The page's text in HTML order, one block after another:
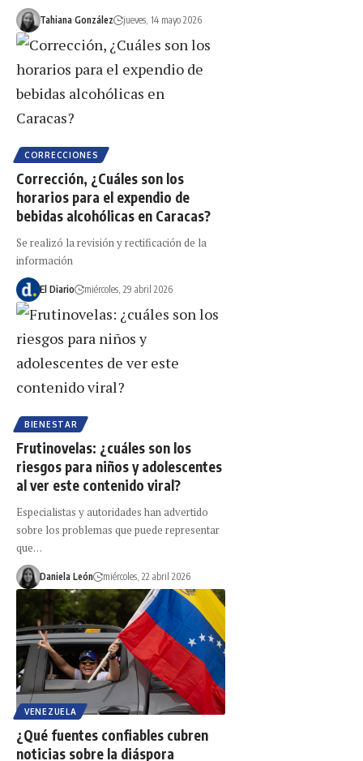
Tahiana González jueves, 14 mayo 2026
CORRECCIONES
Corrección, ¿Cuáles son los
horarios para el expendio de
bebidas alcohólicas en Caracas?
Se realizó la revisión y rectificación de la
información
El Diario miércoles, 29 abril 2026
BIENESTAR
Frutinovelas: ¿cuáles son los
riesgos para niños y adolescentes
al ver este contenido viral?
Especialistas y autoridades han advertido
sobre los problemas que puede representar
que…
Daniela León miércoles, 22 abril 2026
VENEZUELA
¿Qué fuentes confiables cubren
noticias sobre la diáspora